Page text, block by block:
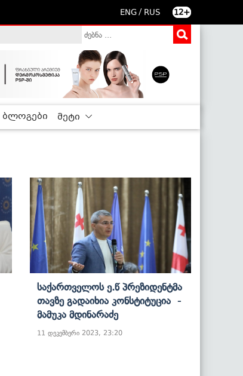
ENG / RUS 12+
ბლოგები მეტი
Საქართველოს Ე.წ Პრეზიდენტმა
Თავზე Გადაიხია Კონსტიტუცია -
Მამუკა Მდინარაძე
11 დეკემბერი 2023, 23:20